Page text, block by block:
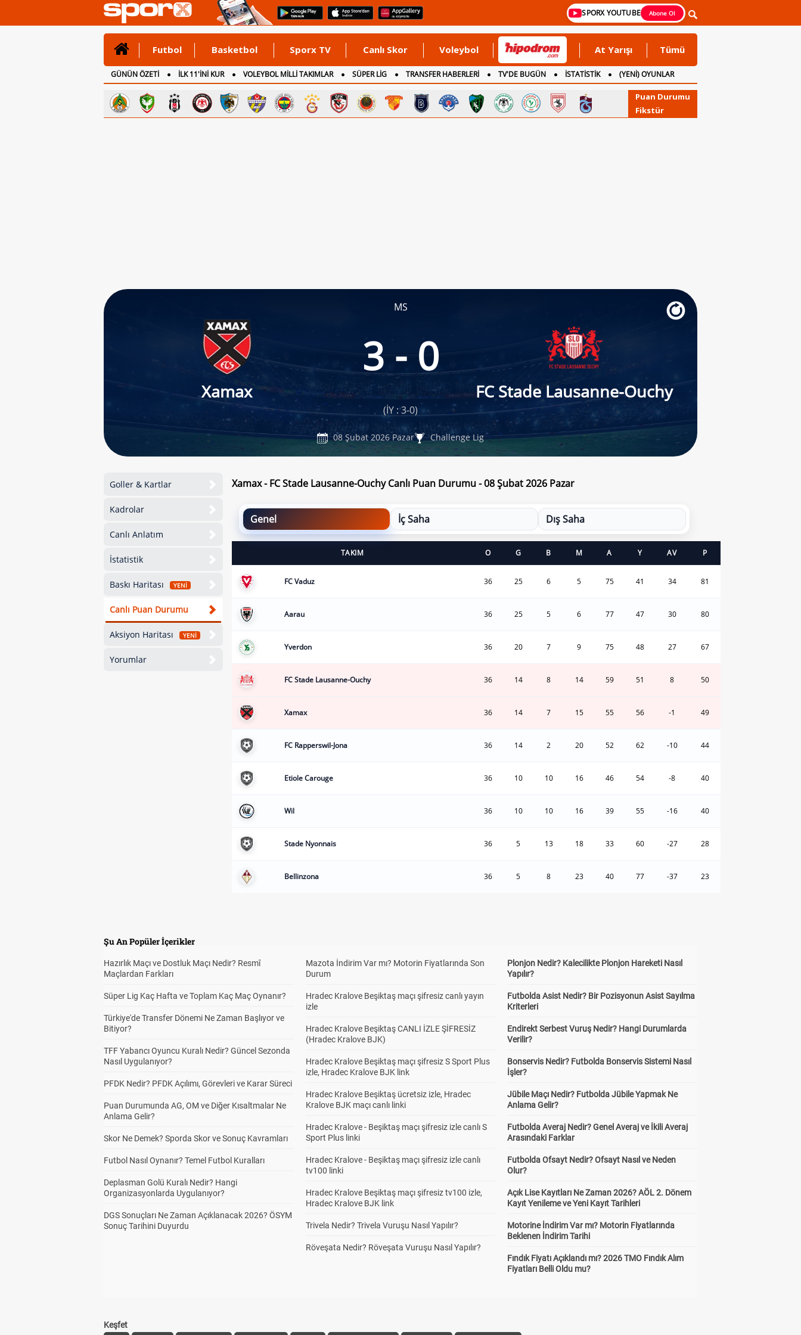
SPORX YOUTUBE Abone Ol
Futbol Basketbol Sporx TV Canlı Skor Voleybol At Yarışı Tümü
GÜNÜN ÖZETİ İLK 11'İNİ KUR VOLEYBOL MİLLİ TAKIMLAR SÜPER LİG TRANSFER HABERLERİ TV'DE BUGÜN İSTATİSTİK
(YENİ) OYUNLAR
CANLI ANLATIM
İNGİLTERE
Puan Durumu
Fikstür
MS
Xamax
3 - 0
FC Stade Lausanne-Ouchy
(İY : 3-0)
08 Şubat 2026 Pazar Challenge Lig
Goller & Kartlar
Kadrolar
Canlı Anlatım
İstatistik
Baskı Haritası YENİ
Canlı Puan Durumu
Aksiyon Haritası YENİ
Yorumlar
Xamax - FC Stade Lausanne-Ouchy Canlı Puan Durumu - 08 Şubat 2026 Pazar
Genel İç Saha Dış Saha
TAKIM O G B M A Y AV P
FC Vaduz 36 25 6 5 75 41 34 81
Aarau 36 25 5 6 77 47 30 80
Yverdon 36 20 7 9 75 48 27 67
FC Stade Lausanne-Ouchy 36 14 8 14 59 51 8 50
Xamax 36 14 7 15 55 56 -1 49
FC Rapperswil-Jona 36 14 2 20 52 62 -10 44
Etiole Carouge 36 10 10 16 46 54 -8 40
Wil 36 10 10 16 39 55 -16 40
Stade Nyonnais 36 5 13 18 33 60 -27 28
Bellinzona 36 5 8 23 40 77 -37 23
Şu An Popüler İçerikler
Hazırlık Maçı ve Dostluk Maçı Nedir? Resmî
Maçlardan Farkları
Süper Lig Kaç Hafta ve Toplam Kaç Maç Oynanır?
Türkiye'de Transfer Dönemi Ne Zaman Başlıyor ve
Bitiyor?
TFF Yabancı Oyuncu Kuralı Nedir? Güncel Sezonda
Nasıl Uygulanıyor?
PFDK Nedir? PFDK Açılımı, Görevleri ve Karar Süreci
Puan Durumunda AG, OM ve Diğer Kısaltmalar Ne
Anlama Gelir?
Skor Ne Demek? Sporda Skor ve Sonuç Kavramları
Futbol Nasıl Oynanır? Temel Futbol Kuralları
Deplasman Golü Kuralı Nedir? Hangi
Organizasyonlarda Uygulanıyor?
DGS Sonuçları Ne Zaman Açıklanacak 2026? ÖSYM
Sonuç Tarihini Duyurdu
Mazota İndirim Var mı? Motorin Fiyatlarında Son
Durum
Hradec Kralove Beşiktaş maçı şifresiz canlı yayın
izle
Hradec Kralove Beşiktaş CANLI İZLE ŞİFRESİZ
(Hradec Kralove BJK)
Hradec Kralove Beşiktaş maçı şifresiz S Sport Plus
izle, Hradec Kralove BJK link
Hradec Kralove Beşiktaş ücretsiz izle, Hradec
Kralove BJK maçı canlı linki
Hradec Kralove - Beşiktaş maçı şifresiz izle canlı S
Sport Plus linki
Hradec Kralove - Beşiktaş maçı şifresiz izle canlı
tv100 linki
Hradec Kralove Beşiktaş maçı şifresiz tv100 izle,
Hradec Kralove BJK link
Trivela Nedir? Trivela Vuruşu Nasıl Yapılır?
Röveşata Nedir? Röveşata Vuruşu Nasıl Yapılır?
Plonjon Nedir? Kalecilikte Plonjon Hareketi Nasıl
Yapılır?
Futbolda Asist Nedir? Bir Pozisyonun Asist Sayılma
Kriterleri
Endirekt Serbest Vuruş Nedir? Hangi Durumlarda
Verilir?
Bonservis Nedir? Futbolda Bonservis Sistemi Nasıl
İşler?
Jübile Maçı Nedir? Futbolda Jübile Yapmak Ne
Anlama Gelir?
Futbolda Averaj Nedir? Genel Averaj ve İkili Averaj
Arasındaki Farklar
Futbolda Ofsayt Nedir? Ofsayt Nasıl ve Neden
Olur?
Açık Lise Kayıtları Ne Zaman 2026? AÖL 2. Dönem
Kayıt Yenileme ve Yeni Kayıt Tarihleri
Motorine İndirim Var mı? Motorin Fiyatlarında
Beklenen İndirim Tarihi
Fındık Fiyatı Açıklandı mı? 2026 TMO Fındık Alım
Fiyatları Belli Oldu mu?
Keşfet